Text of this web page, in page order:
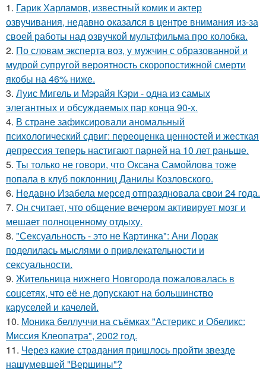
1. Гарик Харламов, известный комик и актер
озвучивания, недавно оказался в центре внимания из-за
своей работы над озвучкой мультфильма про колобка.
2. По словам эксперта воз, у мужчин с образованной и
мудрой супругой вероятность скоропостижной смерти
якобы на 46% ниже.
3. Луис Мигель и Мэрайя Кэри - одна из самых
элегантных и обсуждаемых пар конца 90-х.
4. В стране зафиксировали аномальный
психологический сдвиг: переоценка ценностей и жесткая
депрессия теперь настигают парней на 10 лет раньше.
5. Ты только не говори, что Оксана Самойлова тоже
попала в клуб поклонниц Данилы Козловского.
6. Недавно Изабела мерсед отпраздновала свои 24 года.
7. Он считает, что общение вечером активирует мозг и
мешает полноценному отдыху.
8. "Сексуальность - это не Картинка": Ани Лорак
поделилась мыслями о привлекательности и
сексуальности.
9. Жительница нижнего Новгорода пожаловалась в
соцсетях, что её не допускают на большинство
каруселей и качелей.
10. Моника беллуччи на съёмках "Астерикс и Обеликс:
Миссия Клеопатра", 2002 год.
11. Через какие страдания пришлось пройти звезде
нашумевшей "Вершины"?